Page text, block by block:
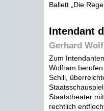
Ballett „Die
Intendant
Gerhard
Zum
Wolfram
Schill,
Staatstheater
rechtlich